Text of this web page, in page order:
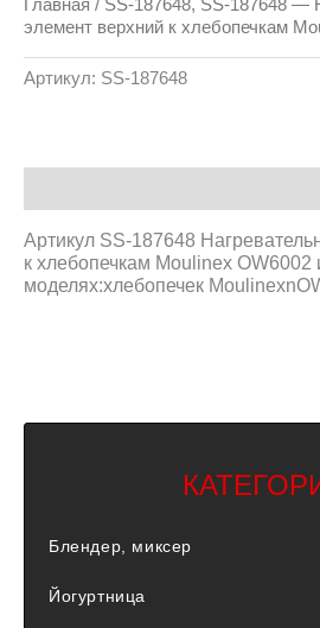
элемент верхний к хлебопечкам
Артикул: SS-187648
Артикул SS-187648
к хлебопечкам Moulinex OW6002
моделях:хлебопечек
Блендер, миксер
Йогуртница